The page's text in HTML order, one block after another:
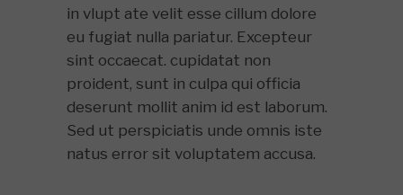
in vlupt ate velit esse cillum dolore
eu fugiat nulla pariatur. Excepteur
sint occaecat. cupidatat non
proident, sunt in culpa qui officia
deserunt mollit anim id est laborum.
Sed ut perspiciatis unde omnis iste
natus error sit voluptatem accusa.